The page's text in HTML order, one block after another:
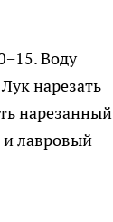
Воду
нарезать
нарезанный
и лавровый